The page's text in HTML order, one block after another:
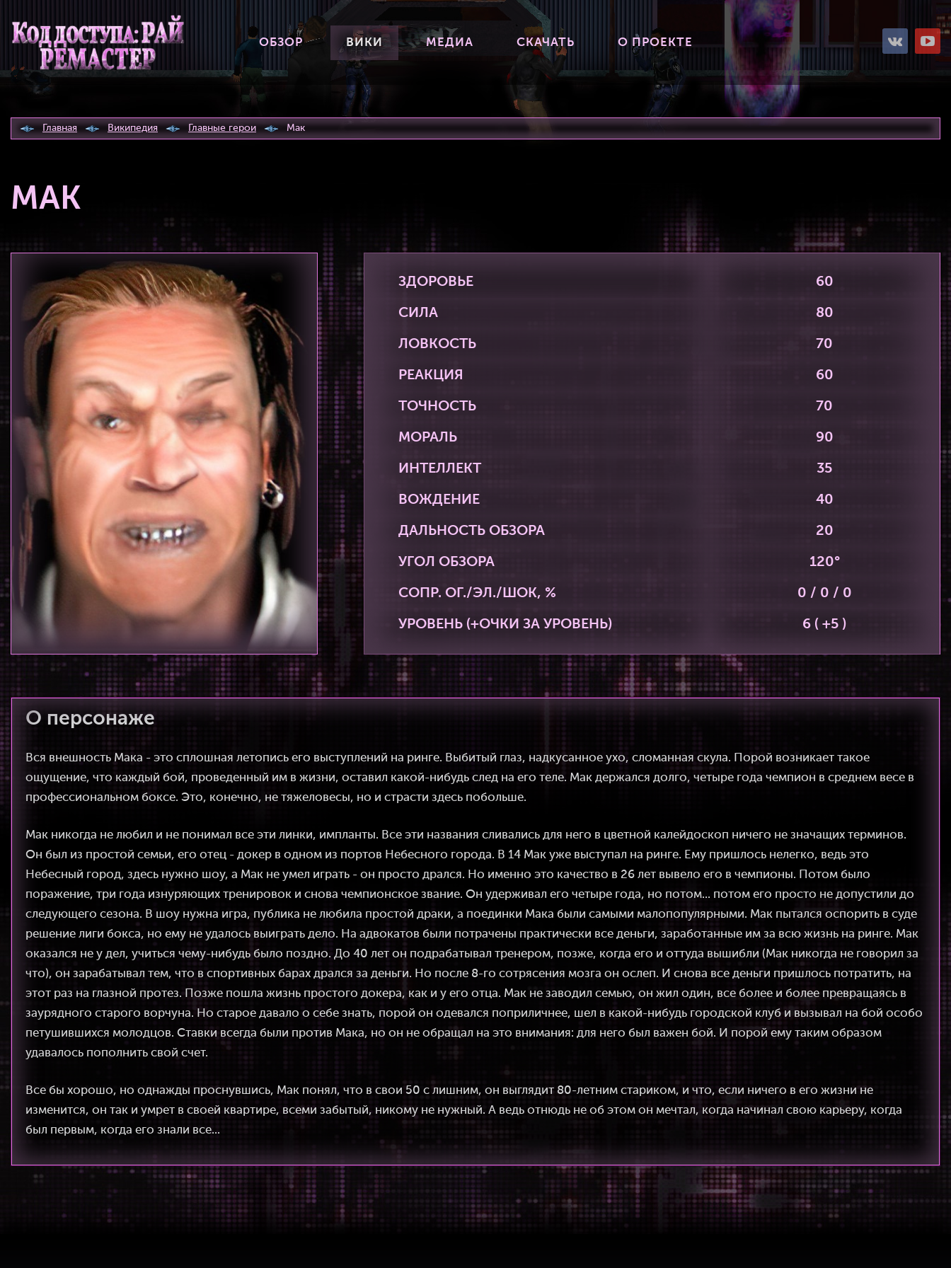
ОБЗОР ВИКИ МЕДИА СКАЧАТЬ О ПРОЕКТЕ
Главная Википедия Главные герои Мак
МАК
ЗДОРОВЬЕ 60
СИЛА 80
ЛОВКОСТЬ 70
РЕАКЦИЯ 60
ТОЧНОСТЬ 70
МОРАЛЬ 90
ИНТЕЛЛЕКТ 35
ВОЖДЕНИЕ 40
ДАЛЬНОСТЬ ОБЗОРА 20
УГОЛ ОБЗОРА 120°
СОПР. ОГ./ЭЛ./ШОК, % 0 / 0 / 0
УРОВЕНЬ (+ОЧКИ ЗА УРОВЕНЬ) 6 ( +5 )
О персонаже
Вся внешность Мака - это сплошная летопись его выступлений на ринге. Выбитый глаз, надкусанное ухо, сломанная скула. Порой возникает такое
ощущение, что каждый бой, проведенный им в жизни, оставил какой-нибудь след на его теле. Мак держался долго, четыре года чемпион в среднем весе в
профессиональном боксе. Это, конечно, не тяжеловесы, но и страсти здесь побольше.
Мак никогда не любил и не понимал все эти линки, импланты. Все эти названия сливались для него в цветной калейдоскоп ничего не значащих терминов.
Он был из простой семьи, его отец - докер в одном из портов Небесного города. В 14 Мак уже выступал на ринге. Ему пришлось нелегко, ведь это
Небесный город, здесь нужно шоу, а Мак не умел играть - он просто дрался. Но именно это качество в 26 лет вывело его в чемпионы. Потом было
поражение, три года изнуряющих тренировок и снова чемпионское звание. Он удерживал его четыре года, но потом... потом его просто не допустили до
следующего сезона. В шоу нужна игра, публика не любила простой драки, а поединки Мака были самыми малопопулярными. Мак пытался оспорить в суде
решение лиги бокса, но ему не удалось выиграть дело. На адвокатов были потрачены практически все деньги, заработанные им за всю жизнь на ринге. Мак
оказался не у дел, учиться чему-нибудь было поздно. До 40 лет он подрабатывал тренером, позже, когда его и оттуда вышибли (Мак никогда не говорил за
что), он зарабатывал тем, что в спортивных барах дрался за деньги. Но после 8-го сотрясения мозга он ослеп. И снова все деньги пришлось потратить, на
этот раз на глазной протез. Позже пошла жизнь простого докера, как и у его отца. Мак не заводил семью, он жил один, все более и более превращаясь в
заурядного старого ворчуна. Но старое давало о себе знать, порой он одевался поприличнее, шел в какой-нибудь городской клуб и вызывал на бой особо
петушившихся молодцов. Ставки всегда были против Мака, но он не обращал на это внимания: для него был важен бой. И порой ему таким образом
удавалось пополнить свой счет.
Все бы хорошо, но однажды проснувшись, Мак понял, что в свои 50 с лишним, он выглядит 80-летним стариком, и что, если ничего в его жизни не
изменится, он так и умрет в своей квартире, всеми забытый, никому не нужный. А ведь отнюдь не об этом он мечтал, когда начинал свою карьеру, когда
был первым, когда его знали все...